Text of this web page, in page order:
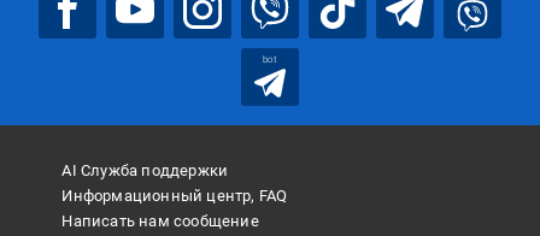
bot
AI Служба поддержки
Информационный центр, FAQ
Написать нам сообщение